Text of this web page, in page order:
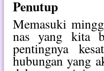
Penutup
Memasuki
nas yang kita
pentingnya
hubungan yang